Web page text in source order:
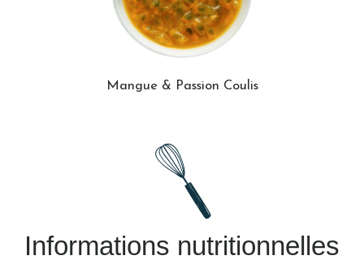
Mangue & Passion Coulis
Informations nutritionnelles